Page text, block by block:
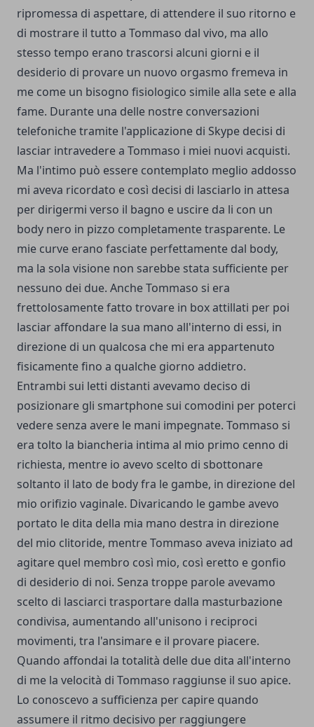
ripromessa di aspettare, di attendere il suo ritorno e
di mostrare il tutto a Tommaso dal vivo, ma allo
stesso tempo erano trascorsi alcuni giorni e il
desiderio di provare un nuovo orgasmo fremeva in
me come un bisogno fisiologico simile alla sete e alla
fame. Durante una delle nostre conversazioni
telefoniche tramite l'applicazione di Skype decisi di
lasciar intravedere a Tommaso i miei nuovi acquisti.
Ma l'intimo può essere contemplato meglio addosso
mi aveva ricordato e così decisi di lasciarlo in attesa
per dirigermi verso il bagno e uscire da li con un
body nero in pizzo completamente trasparente. Le
mie curve erano fasciate perfettamente dal body,
ma la sola visione non sarebbe stata sufficiente per
nessuno dei due. Anche Tommaso si era
frettolosamente fatto trovare in box attillati per poi
lasciar affondare la sua mano all'interno di essi, in
direzione di un qualcosa che mi era appartenuto
fisicamente fino a qualche giorno addietro.
Entrambi sui letti distanti avevamo deciso di
posizionare gli smartphone sui comodini per poterci
vedere senza avere le mani impegnate. Tommaso si
era tolto la biancheria intima al mio primo cenno di
richiesta, mentre io avevo scelto di sbottonare
soltanto il lato de body fra le gambe, in direzione del
mio orifizio vaginale. Divaricando le gambe avevo
portato le dita della mia mano destra in direzione
del mio clitoride, mentre Tommaso aveva iniziato ad
agitare quel membro così mio, così eretto e gonfio
di desiderio di noi. Senza troppe parole avevamo
scelto di lasciarci trasportare dalla masturbazione
condivisa, aumentando all'unisono i reciproci
movimenti, tra l'ansimare e il provare piacere.
Quando affondai la totalità delle due dita all'interno
di me la velocità di Tommaso raggiunse il suo apice.
Lo conoscevo a sufficienza per capire quando
assumere il ritmo decisivo per raggiungere